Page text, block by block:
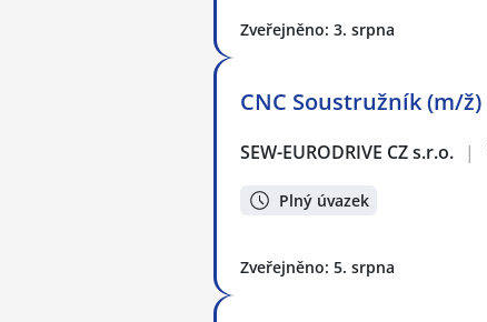
Zveřejněno: 3. srpna
CNC Soustružník (m/ž)
SEW-EURODRIVE CZ s.r.o. |
Plný úvazek
Zveřejněno: 5. srpna